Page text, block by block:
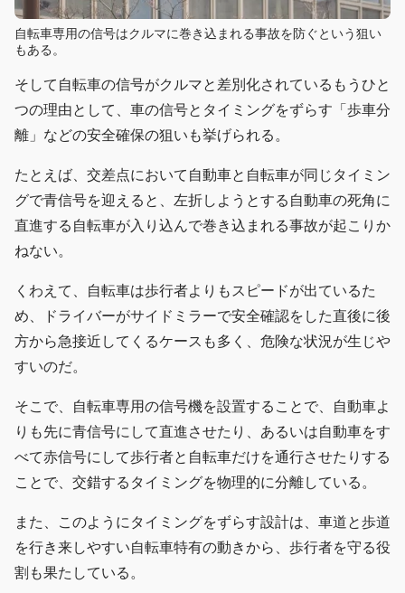
自転車専用の信号はクルマに巻き込まれる事故を防ぐという狙い
もある。
そして自転車の信号がクルマと差別化されているもうひと
つの理由として、車の信号とタイミングをずらす「歩車分
離」などの安全確保の狙いも挙げられる。
たとえば、交差点において自動車と自転車が同じタイミン
グで青信号を迎えると、左折しようとする自動車の死角に
直進する自転車が入り込んで巻き込まれる事故が起こりか
ねない。
くわえて、自転車は歩行者よりもスピードが出ているた
め、ドライバーがサイドミラーで安全確認をした直後に後
方から急接近してくるケースも多く、危険な状況が生じや
すいのだ。
そこで、自転車専用の信号機を設置することで、自動車よ
りも先に青信号にして直進させたり、あるいは自動車をす
べて赤信号にして歩行者と自転車だけを通行させたりする
ことで、交錯するタイミングを物理的に分離している。
また、このようにタイミングをずらす設計は、車道と歩道
を行き来しやすい自転車特有の動きから、歩行者を守る役
割も果たしている。